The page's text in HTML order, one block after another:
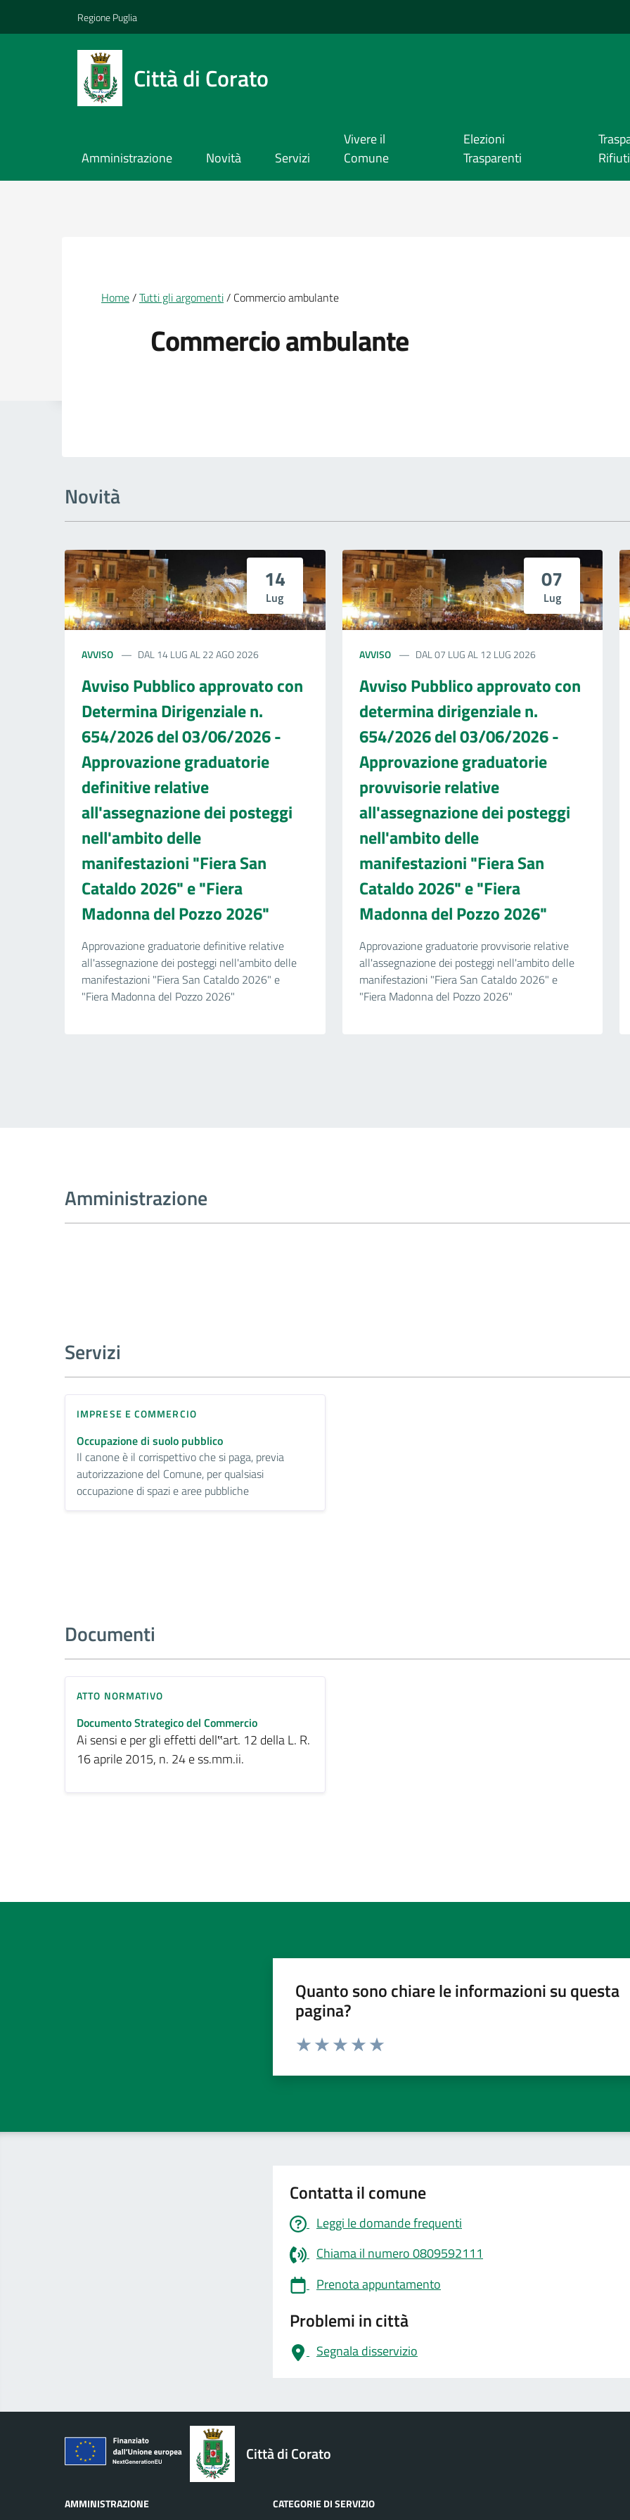
Regione Puglia
Città di Corato
Amministrazione Novità Servizi
Vivere il
Comune
Elezioni
Trasparenti
Rifiuti
Briciole di pane
Home Tutti gli argomenti Commercio ambulante
Commercio ambulante
Novità
14
Lug
AVVISO DAL 14 LUG AL 22 AGO 2026
Avviso Pubblico approvato con
Determina Dirigenziale n.
654/2026 del 03/06/2026 -
Approvazione graduatorie
definitive relative
all'assegnazione dei posteggi
nell'ambito delle
manifestazioni "Fiera San
Cataldo 2026" e "Fiera
Madonna del Pozzo 2026"
Approvazione graduatorie definitive relative
all'assegnazione dei posteggi nell'ambito delle
manifestazioni "Fiera San Cataldo 2026" e
"Fiera Madonna del Pozzo 2026"
07
Lug
AVVISO DAL 07 LUG AL 12 LUG 2026
Avviso Pubblico approvato con
determina dirigenziale n.
654/2026 del 03/06/2026 -
Approvazione graduatorie
provvisorie relative
all'assegnazione dei posteggi
nell'ambito delle
manifestazioni "Fiera San
Cataldo 2026" e "Fiera
Madonna del Pozzo 2026"
Approvazione graduatorie provvisorie relative
all'assegnazione dei posteggi nell'ambito delle
manifestazioni "Fiera San Cataldo 2026" e
"Fiera Madonna del Pozzo 2026"
Amministrazione
Servizi
IMPRESE E COMMERCIO
Occupazione di suolo pubblico
Il canone è il corrispettivo che si paga, previa
autorizzazione del Comune, per qualsiasi
occupazione di spazi e aree pubbliche
Documenti
ATTO NORMATIVO
Documento Strategico del Commercio
Ai sensi e per gli effetti dell‟art. 12 della L. R.
16 aprile 2015, n. 24 e ss.mm.ii.
Quanto sono chiare le informazioni su questa
pagina?
Valuta da 1 a 5 stelle la pagina
Contatta il comune
Leggi le domande frequenti
Chiama il numero 0809592111
Prenota appuntamento
Problemi in città
Segnala disservizio
logo Unione Europea
Città di Corato
AMMINISTRAZIONE CATEGORIE DI SERVIZIO